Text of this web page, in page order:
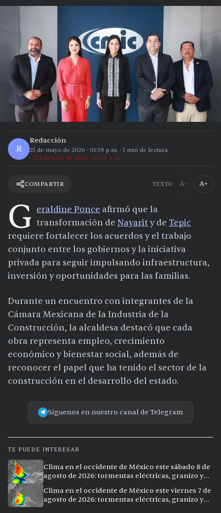
R
Redacción
25 de mayo de 2026 · 01:59 p.m. · 1 min de lectura
2 de julio de 2026 · 02:10 p.m.
COMPARTIR TEXTO A− A+
G eraldine Ponce afirmó que la
transformación de Nayarity de Tepic
requiere fortalecer los acuerdos y el trabajo
conjunto entre los gobiernos y la iniciativa
privada para seguir impulsando infraestructura,
inversión y oportunidades para las familias.
Durante un encuentro con integrantes de la
Cámara Mexicana de la Industria de la
Construcción, la alcaldesa destacó que cada
obra representa empleo, crecimiento
económico y bienestar social, además de
reconocer el papel que ha tenido el sector de la
construcción en el desarrollo del estado.
Síguenos en nuestro canal de Telegram
TE PUEDE INTERESAR
Clima en el occidente de México este sábado 8 de
agosto de 2026: tormentas eléctricas, granizo y
Clima en el occidente de México este viernes 7 de
agosto de 2026: tormentas eléctricas, granizo y